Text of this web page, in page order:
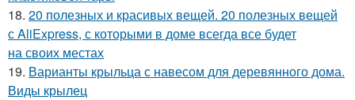
18. 20 полезных и красивых вещей. 20 полезных вещей
с AliExpress, с которыми в доме всегда все будет
на своих местах
19. Варианты крыльца с навесом для деревянного дома.
Виды крылец